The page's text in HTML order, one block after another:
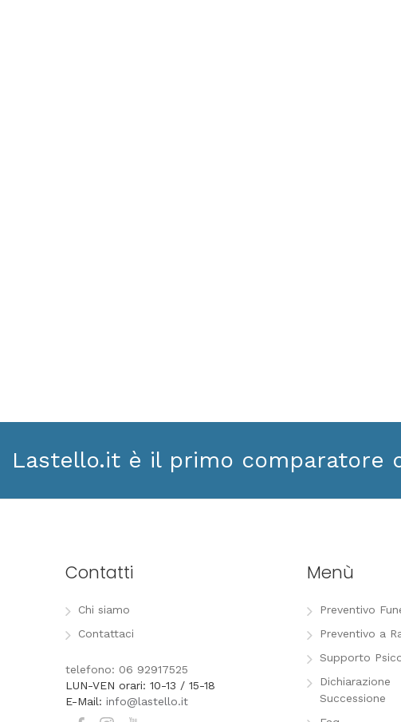
Lastello.it è il primo comparatore
Contatti
Chi siamo
Contattaci
telefono: 06 92917525
LUN-VEN orari: 10-13 / 15-18
E-Mail: info@lastello.it
Menù
Preventivo
Preventivo a
Supporto
Dichiarazione
Successione